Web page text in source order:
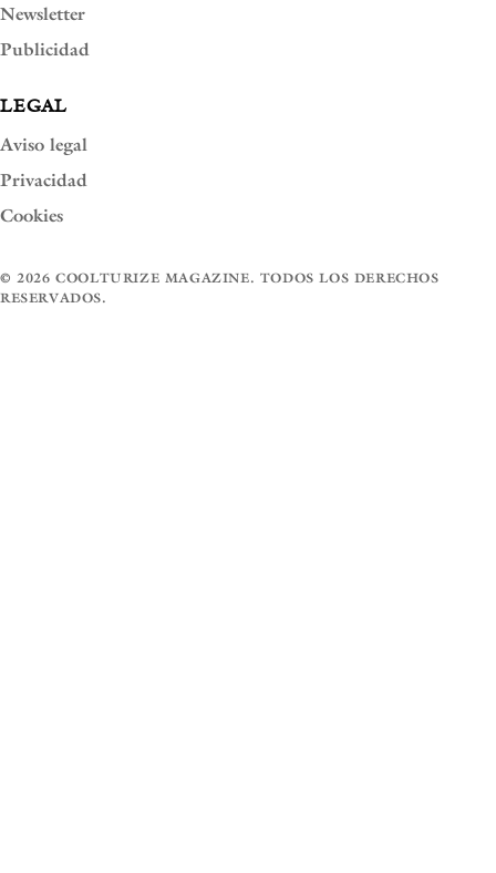
Newsletter
Publicidad
LEGAL
Aviso legal
Privacidad
Cookies
© 2026 COOLTURIZE MAGAZINE. TODOS LOS DERECHOS
RESERVADOS.